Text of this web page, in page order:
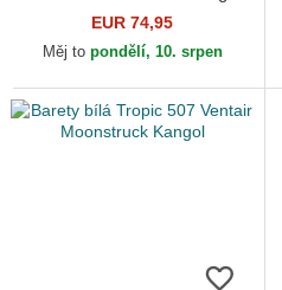
EUR 74,95
Měj to pondělí, 10. srpen